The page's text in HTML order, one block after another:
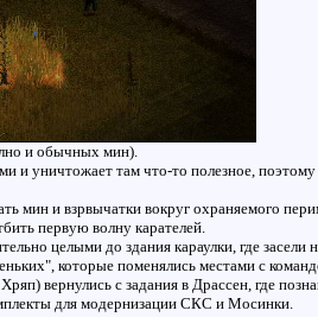
и обычных мин).
уничтожает там что-то полезное, поэтому
мин и взрвычатки вокруг охраняемого
первую волну карателей.
целыми до здания караулки, где засели
которые поменялись местами с
вернулись с задания в Драссен, где
для модернизации СКС и Мосинки.